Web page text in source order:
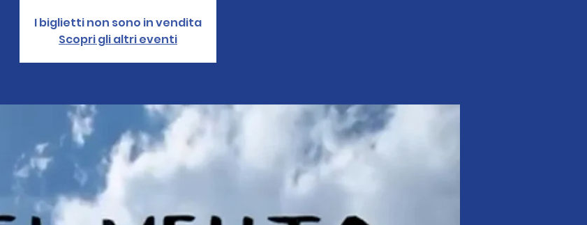
I biglietti non sono in vendita
Scopri gli altri eventi